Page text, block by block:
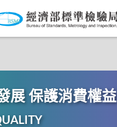
展 保護消費權益